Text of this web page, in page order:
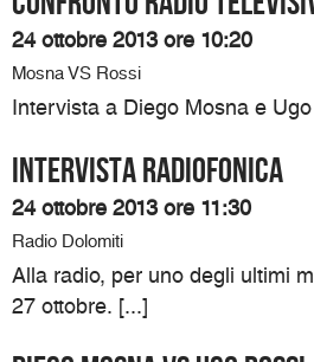
24 ottobre 2013 ore 10:20
Mosna VS Rossi
Intervista a Diego Mosna e
Intervista Radiofonica
24 ottobre 2013 ore 11:30
Radio Dolomiti
Alla radio, per uno degli ultimi
27 ottobre. [...]